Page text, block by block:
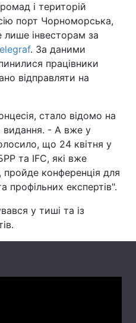
Політика
Світ
Наука
Інциденти
Туризм
Погода
і територій
порт Чорноморська,
лише інвесторам за
. За даними
працівники
відправляти на
стало відомо на
видання. - А вже у
що 24 квітня у
та IFC, які вже
пройде конференція для
профільних експертів".
у тиші та із